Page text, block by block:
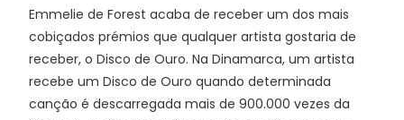
Emmelie de Forest acaba de receber um dos mais
cobiçados prémios que qualquer artista gostaria de
receber, o Disco de Ouro. Na Dinamarca, um artista
recebe um Disco de Ouro quando determinada
canção é descarregada mais de 900.000 vezes da